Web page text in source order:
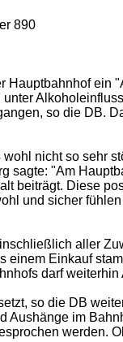
890
Hauptbahnhof
so die DB.
nicht so sehr
sagte: "Am
beiträgt. Diese
und sicher
aller
Einkauf
darf
so die DB
Aushänge im
werden.